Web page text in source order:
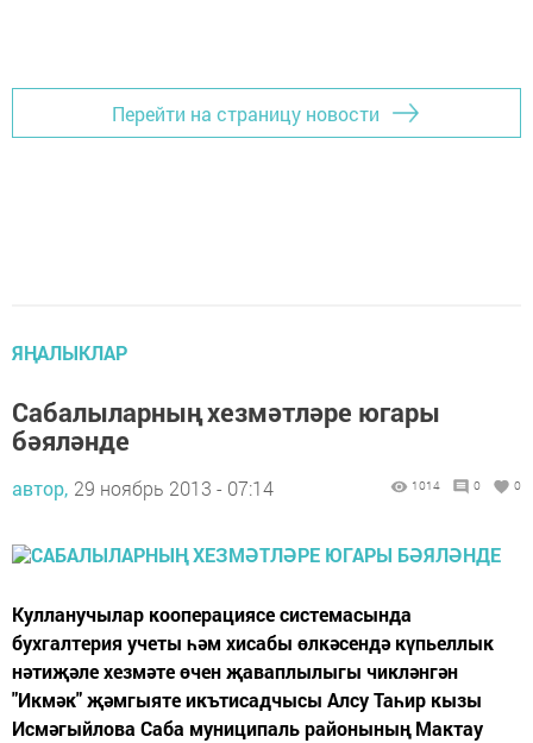
Перейти на страницу новости
ЯҢАЛЫКЛАР
Сабалыларның хезмәтләре югары
бәяләнде
автор, 29 ноябрь 2013 - 07:14 1014 0 0
Кулланучылар кооперациясе системасында
бухгалтерия учеты һәм хисабы өлкәсендә күпьеллык
нәтиҗәле хезмәте өчен җаваплылыгы чикләнгән
"Икмәк" җәмгыяте икътисадчысы Алсу Таһир кызы
Исмәгыйлова Саба муниципаль районының Мактау